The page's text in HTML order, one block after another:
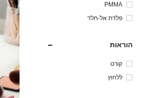
PMMA
פלדת אל-חלד
הוראות
קורט
ללחוץ